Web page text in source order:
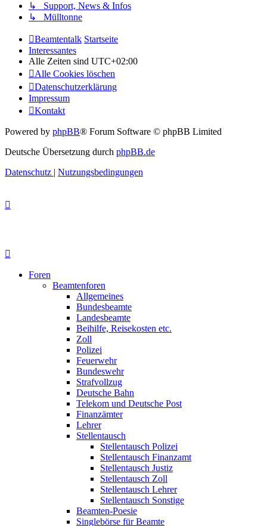
↳ Support, News & Infos
↳ Mülltonne
Beamtentalk Startseite
Interessantes
Alle Zeiten sind UTC+02:00
Alle Cookies löschen
Datenschutzerklärung
Impressum
Kontakt
Powered by phpBB® Forum Software © phpBB Limited
Deutsche Übersetzung durch phpBB.de
Datenschutz | Nutzungsbedingungen
Foren
Beamtenforen
Allgemeines
Bundesbeamte
Landesbeamte
Beihilfe, Reisekosten etc.
Zoll
Polizei
Feuerwehr
Bundeswehr
Strafvollzug
Deutsche Bahn
Telekom und Deutsche Post
Finanzämter
Lehrer
Stellentausch
Stellentausch Polizei
Stellentausch Finanzamt
Stellentausch Justiz
Stellentausch Zoll
Stellentausch Lehrer
Stellentausch Sonstige
Beamten-Poesie
Singlebörse für Beamte